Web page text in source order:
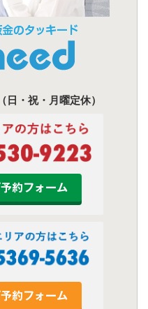
・祝・月曜定休）